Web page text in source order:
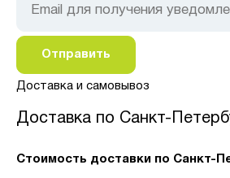
Доставка и самовывоз
Доставка по Санкт-
Стоимость доставки по Санкт-